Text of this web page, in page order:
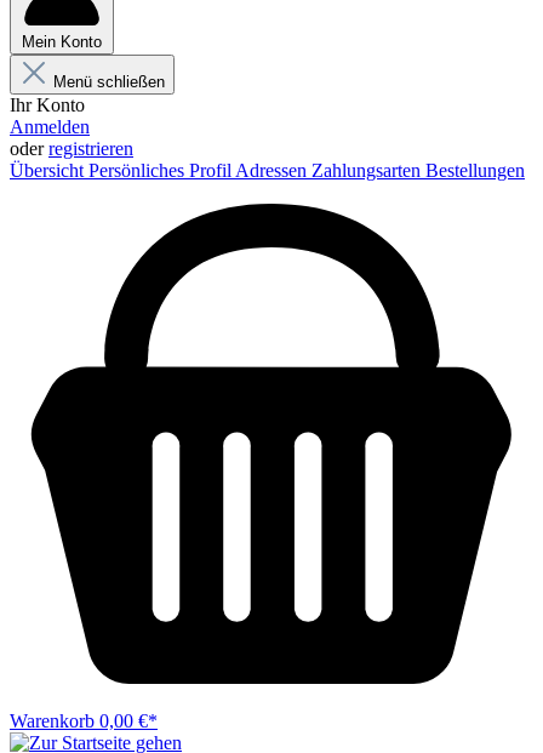
Mein Konto
Menü schließen
Ihr Konto
Anmelden
oderregistrieren
Übersicht Persönliches Profil Adressen Zahlungsarten Bestellungen
Warenkorb 0,00 €*